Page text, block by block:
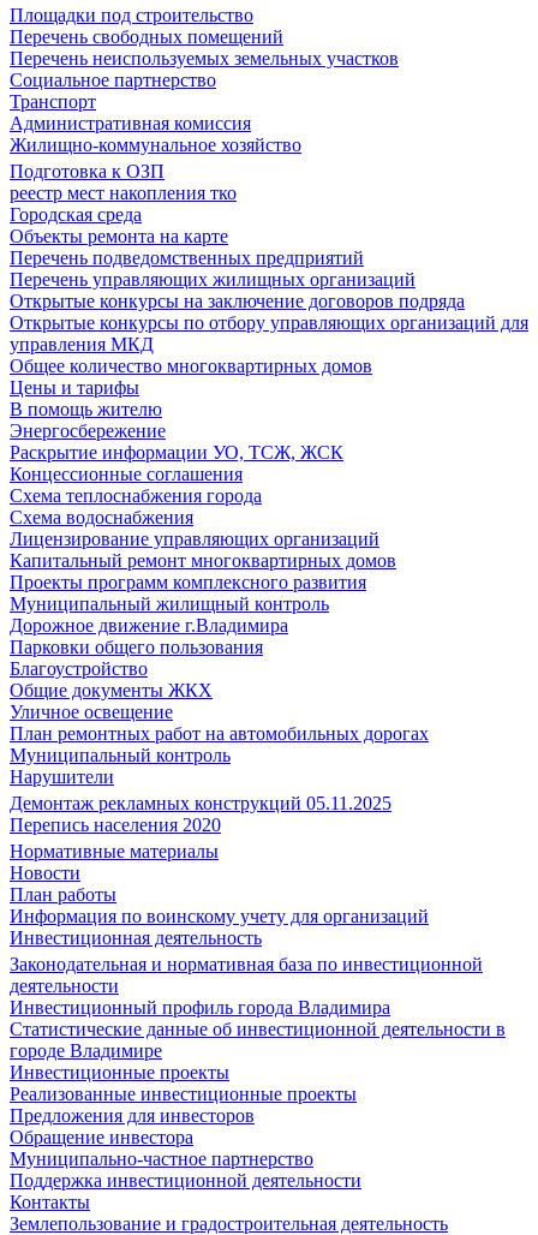
Площадки под строительство
Перечень свободных помещений
Перечень неиспользуемых земельных участков
Социальное партнерство
Транспорт
Административная комиссия
Жилищно-коммунальное хозяйство
Подготовка к ОЗП
реестр мест накопления тко
Городская среда
Объекты ремонта на карте
Перечень подведомственных предприятий
Перечень управляющих жилищных организаций
Открытые конкурсы на заключение договоров подряда
Открытые конкурсы по отбору управляющих организаций для
управления МКД
Общее количество многоквартирных домов
Цены и тарифы
В помощь жителю
Энергосбережение
Раскрытие информации УО, ТСЖ, ЖСК
Концессионные соглашения
Схема теплоснабжения города
Схема водоснабжения
Лицензирование управляющих организаций
Капитальный ремонт многоквартирных домов
Проекты программ комплексного развития
Муниципальный жилищный контроль
Дорожное движение г.Владимира
Парковки общего пользования
Благоустройство
Общие документы ЖКХ
Уличное освещение
План ремонтных работ на автомобильных дорогах
Муниципальный контроль
Нарушители
Демонтаж рекламных конструкций 05.11.2025
Перепись населения 2020
Нормативные материалы
Новости
План работы
Информация по воинскому учету для организаций
Инвестиционная деятельность
Законодательная и нормативная база по инвестиционной
деятельности
Инвестиционный профиль города Владимира
Статистические данные об инвестиционной деятельности в
городе Владимире
Инвестиционные проекты
Реализованные инвестиционные проекты
Предложения для инвесторов
Обращение инвестора
Муниципально-частное партнерство
Поддержка инвестиционной деятельности
Контакты
Землепользование и градостроительная деятельность